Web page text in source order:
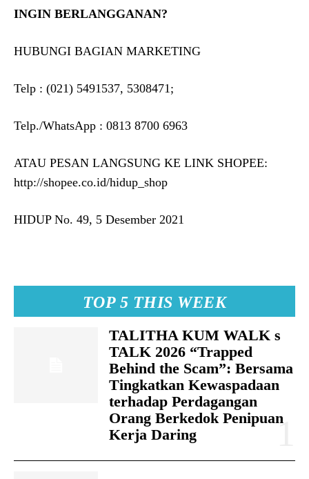
TOP 5 THIS WEEK
TALITHA KUM WALK s
TALK 2026 “Trapped
Behind the Scam”: Bersama
Tingkatkan Kewaspadaan
terhadap Perdagangan
Orang Berkedok Penipuan
Kerja Daring
INGIN BERLANGGANAN?
HUBUNGI BAGIAN MARKETING
Telp : (021) 5491537, 5308471;
Telp./WhatsApp : 0813 8700 6963
ATAU PESAN LANGSUNG KE LINK SHOPEE:
http://shopee.co.id/hidup_shop
HIDUP No. 49, 5 Desember 2021